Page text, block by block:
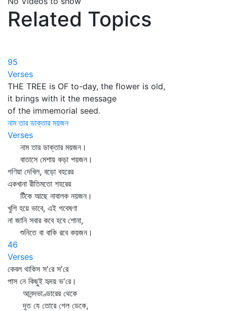
Related Topics
95
Verses
THE TREE is OF to-day, the flower is old,
it brings with it the message
of the immemorial seed.
নাম তার ডাক্তার ময়জন
Verses
নাম তার ডাক্তার ময়জন।
বাতাসে মেশায় কড়া পয়জন।
গণিয়া দেখিল, বড়ো বহরের
একখানা রীতিমতো শহরের
টিঁকে আছে নাবালক নয়জন।
খুশি হয়ে ভাবে, এই গবেষণা
না জানি সবার কবে হবে শোনা,
শুনিতে বা বাকি রবে কয়জন।
46
Verses
কেবল থাকিস স'রে স'রে
পাস নে কিছুই হৃদয় ভ'রে।
আনন্দভাণ্ডারের থেকে
দূত যে তোরে গেল ডেকে,